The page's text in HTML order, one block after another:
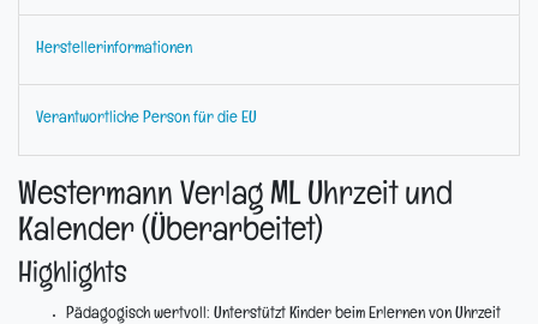
Herstellerinformationen
Verantwortliche Person für die EU
Westermann Verlag ML Uhrzeit und
Kalender (Überarbeitet)
Highlights
Pädagogisch wertvoll: Unterstützt Kinder beim Erlernen von Uhrzeit